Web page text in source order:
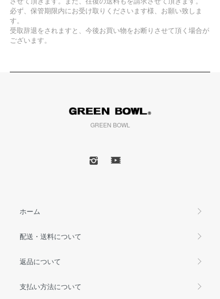
必ず、保管期限内にお受け取りくださいます様、お願い致しま
す。
受取辞退をされますと、今後お買い物をお断りさせて頂く場合が
ございます。
GREEN BOWL
ホーム
配送・送料について
返品について
支払い方法について